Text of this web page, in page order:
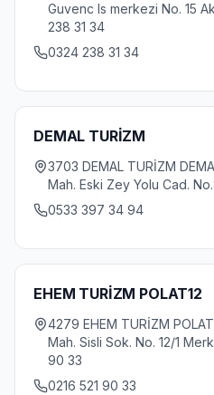
Guvenc Is merkezi No. 15
238 31 34
0324 238 31 34
DEMAL TURİZM
3703 DEMAL TURİZM
Mah. Eski Zey Yolu Cad.
0533 397 34 94
EHEM TURİZM POLAT12
4279 EHEM TURİZM
Mah. Sisli Sok. No. 12/1
90 33
0216 521 90 33